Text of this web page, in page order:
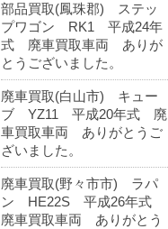
部品買取(鳳珠郡) ステッ
プワゴン RK1 平成24年
式 廃車買取車両 ありが
とうございました。
廃車買取(白山市) キュー
ブ YZ11 平成20年式 廃
車買取車両 ありがとうご
ざいました。
廃車買取(野々市市) ラパ
ン HE22S 平成26年式
廃車買取車両 ありがとう